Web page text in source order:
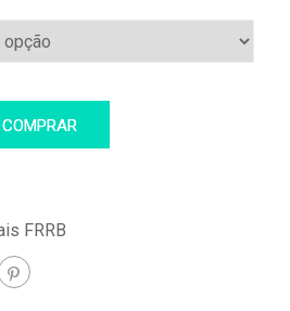
COMPRAR
FRRB